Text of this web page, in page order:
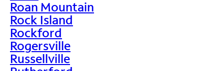
Roan Mountain
Rock Island
Rockford
Rogersville
Russellville